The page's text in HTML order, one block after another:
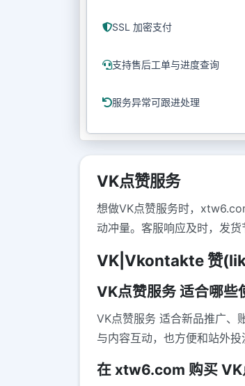
SSL 加密支付
支持售后工单与进度查询
服务异常可跟进处理
VK点赞服务
想做VK点赞服务时，
动冲量。客服响应及时，发
VK|Vkontakte 赞
VK点赞服务 适合哪些
VK点赞服务 适合新品推广、
与内容互动，也方便和站外投
在 xtw6.com 购买 VK